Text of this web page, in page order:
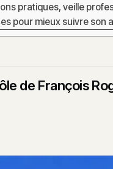
pratiques, veille
pour mieux suivre son
de François